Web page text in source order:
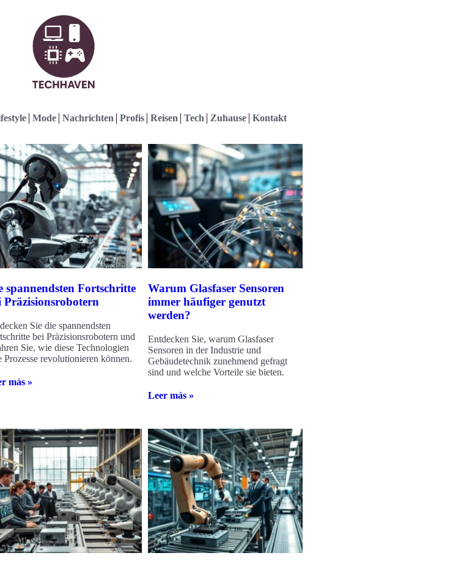
Mode Nachrichten Profis Reisen Tech Zuhause Kontakt
spannendsten Fortschritte
Präzisionsrobotern
Sie die spannendsten
bei Präzisionsrobotern und
Sie, wie diese Technologien
Prozesse revolutionieren können.
más »
Warum Glasfaser Sensoren
immer häufiger genutzt
werden?
Entdecken Sie, warum Glasfaser
Sensoren in der Industrie und
Gebäudetechnik zunehmend gefragt
sind und welche Vorteile sie bieten.
Leer más »